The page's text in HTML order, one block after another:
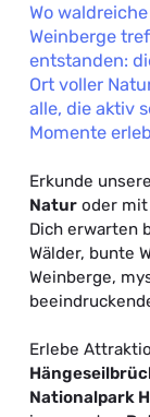
Wo
Weinberge
entstanden:
Ort voller
alle, die aktiv
Momente
Erkunde
Natur oder
Dich erwarten
Wälder, bunte
Weinberge,
Erlebe
Nationalpark